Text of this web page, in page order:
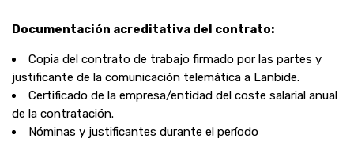
Documentación acreditativa del contrato:
Copia del contrato de trabajo firmado por las partes y
justificante de la comunicación telemática a Lanbide.
Certificado de la empresa/entidad del coste salarial anual
de la contratación.
Nóminas y justificantes durante el período